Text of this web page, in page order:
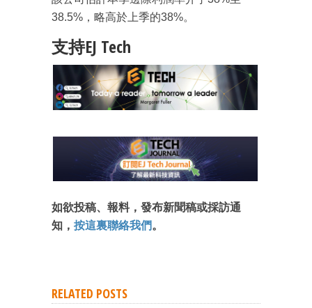
38.5%，略高於上季的38%。
支持EJ Tech
如欲投稿、報料，發布新聞稿或採訪通
知， 按這裏聯絡我們。
RELATED POSTS
最新資訊（附創業懶人包）
箱！